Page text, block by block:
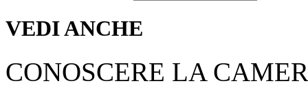
VEDI ANCHE
CONOSCERE LA